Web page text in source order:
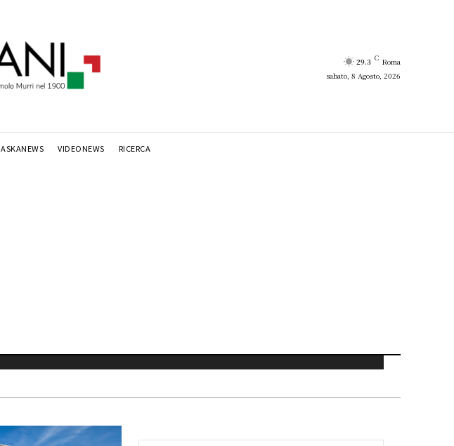
29.3 C Roma
sabato, 8 Agosto, 2026
ASKANEWS VIDEONEWS RICERCA